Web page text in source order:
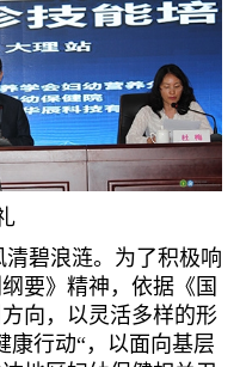
碧浪涟。为了积极响
要》精神，依据《国
向，以灵活多样的形
康行动“，以面向基层